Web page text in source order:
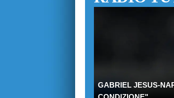
GABRIEL JESUS-